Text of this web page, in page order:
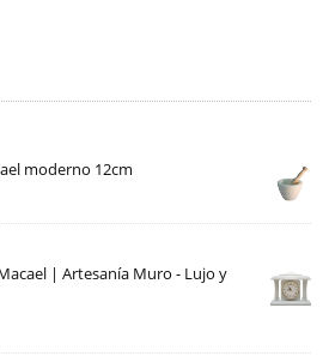
moderno 12cm
| Artesanía Muro - Lujo y